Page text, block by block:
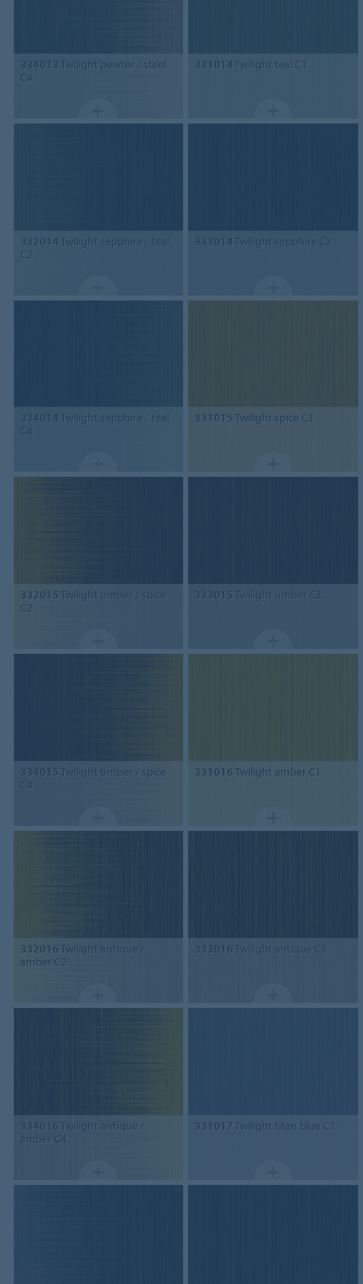
334013 Twilight pewter / steel
C4
331014Twilight teal C1
332014Twilight sapphire / teal
C2
333014Twilight sapphire C3
334014Twilight sapphire / teal
C4
331015 Twilight spice C1
332015 Twilight umber / spice
C2
333015 Twilight umber C3
334015 Twilight umber / spice
C4
331016Twilight amber C1
332016Twilight antique /
amber C2
333016Twilight antique C3
334016 Twilight antique /
amber C4
331017Twilight titan blue C1